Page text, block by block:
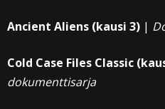
Ancient Aliens (kausi 3) |
Cold Case Files Classic
dokumenttisarja